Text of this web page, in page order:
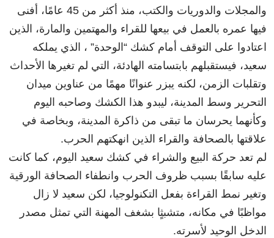
والمجلات والدوريات والكتب، منذ أكثر من 45 عامًا، أفنى
فيها عمره بالعمل في بيعها للقراء والمهتمين والمارة، الذين
اعتادوا على التوقف أمام كشك “الوحدة” ، الذي يملكه
سعيد، فيستقبلهم بابتسامته الهادئة، التي لم تغيرها الأحداث
وتقلبات الزمن، لكنه يبزر عنوانًا مهمًا من عناوين ميدان
التحرير وسط المدينة، ليبدو هذا الكشك وصاحبه اليوم
وكأنهما يحرسان ما تبقى من ذاكرة المدينة، وبخاصة في
علاقتها بالصحافة والقراء الذين انهكتهم الحرب.
لم تعد حركة البيع والشراء في كشك سعيد اليوم، كما كانت
عليه سابقًا بسبب ظروف الحرب وانطفاء الصحافة الورقية
وتغير نمط القراءة بفعل التكنولوجيا، لكن سعيد لا زال
مواظبًا في مكانه، متشبثٍا بشغف المهنة التي تمثل مصدر
الدخل الوحيد لأسرته.